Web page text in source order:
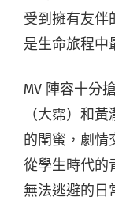
受到擁有友伴
是生命旅程中
MV 陣容十分
（大霈）和
的閨蜜，劇情
從學生時代的
無法逃避的日